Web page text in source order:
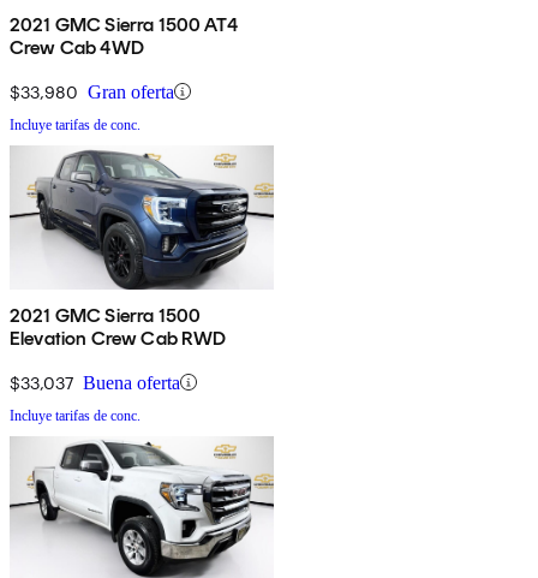
2021 GMC Sierra 1500 AT4
Crew Cab 4WD
$33,980 Gran oferta
Incluye tarifas de conc.
2021 GMC Sierra 1500
Elevation Crew Cab RWD
$33,037 Buena oferta
Incluye tarifas de conc.